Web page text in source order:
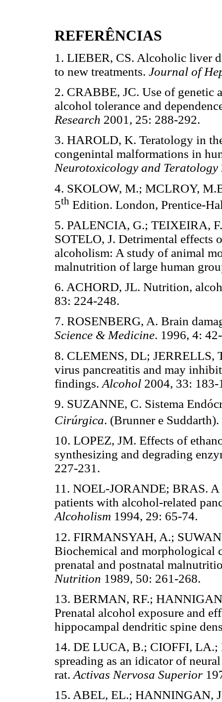
REFERÊNCIAS
1. LIEBER, CS. Alcoholic liver
to new treatments. Journal of
2. CRABBE, JC. Use of genetic
alcohol tolerance and
Research 2001, 25: 288-292.
3. HAROLD, K. Teratology in
congenintal malformations in
Neurotoxicology and Teratology
4. SKOLOW, M.; MCLROY,
5th Edition. London, Prentice-
5. PALENCIA, G.; TEIXEIRA,
SOTELO, J. Detrimental effects
alcoholism: A study of animal
malnutrition of large human
6. ACHORD, JL. Nutrition,
83: 224-248.
7. ROSENBERG, A. Brain
Science & Medicine. 1996, 4:
8. CLEMENS, DL; JERRELLS,
virus pancreatitis and may
findings. Alcohol 2004, 33: 183-
9. SUZANNE, C. Sistema
Cirúrgica. (Brunner e Suddarth).
10. LOPEZ, JM. Effects of
synthesizing and degrading
227-231.
11. NOEL-JORANDE; BRAS.
patients with alcohol-related
Alcoholism 1994, 29: 65-74.
12. FIRMANSYAH, A.;
Biochemical and morphological
prenatal and postnatal
Nutrition 1989, 50: 261-268.
13. BERMAN, RF.;
Prenatal alcohol exposure and
hippocampal dendritic spine
14. DE LUCA, B.; CIOFFI, LA.;
spreading as an idicator of
rat. Activas Nervosa Superior
15. ABEL, EL.; HANNINGAN,